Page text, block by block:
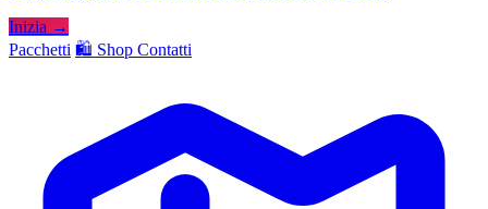
Inizia →
Pacchetti 🛍️ Shop Contatti